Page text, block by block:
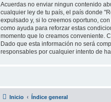
Acuerdas no enviar ningun contenido
cualquier ley de tu país, el país donde
expulsado y, si lo creemos oportuno,
como ayuda para reforzar estas
momento que lo creamos conveniente.
Dado que esta información no será
responsables por cualquier intento de
Inicio Índice general